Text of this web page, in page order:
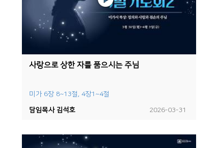
사랑으로 상한 자를 품으시는 주님
미가 6장 8~13절, 4장1~4절
2026-03-31
담임목사 김석호